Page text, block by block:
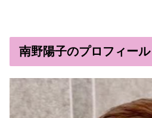
南野陽子のプロフィール